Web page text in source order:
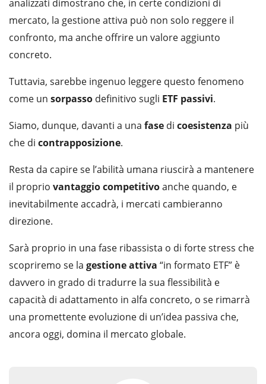
analizzati dimostrano che, in certe condizioni di
mercato, la gestione attiva può non solo reggere il
confronto, ma anche offrire un valore aggiunto
concreto.
Tuttavia, sarebbe ingenuo leggere questo fenomeno
come un sorpasso definitivo sugli ETF passivi.
Siamo, dunque, davanti a una fase di coesistenza più
che di contrapposizione.
Resta da capire se l’abilità umana riuscirà a mantenere
il proprio vantaggiocompetitivoanche quando, e
inevitabilmente accadrà, i mercati cambieranno
direzione.
Sarà proprio in una fase ribassista o di forte stress che
scopriremo se la gestioneattiva “in formato ETF” è
davvero in grado di tradurre la sua flessibilità e
capacità di adattamento in alfa concreto, o se rimarrà
una promettente evoluzione di un’idea passiva che,
ancora oggi, domina il mercato globale.